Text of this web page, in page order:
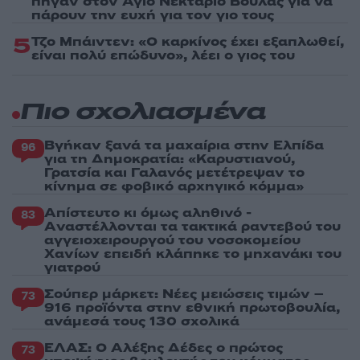
πάρουν την ευχή για τον γιο τους
5Τζο Μπάιντεν: «Ο καρκίνος έχει εξαπλωθεί,
είναι πολύ επώδυνο», λέει ο γιος του
Πιο σχολιασμένα
96 Βγήκαν ξανά τα μαχαίρια στην Ελπίδα
για τη Δημοκρατία: «Καρυστιανού,
Γρατσία και Γαλανός μετέτρεψαν το
κίνημα σε φοβικό αρχηγικό κόμμα»
83 Απίστευτο κι όμως αληθινό -
Aναστέλλονται τα τακτικά ραντεβού του
αγγειοχειρουργού του νοσοκομείου
Χανίων επειδή κλάπηκε το μηχανάκι του
γιατρού
73 Σούπερ μάρκετ: Νέες μειώσεις τιμών –
916 προϊόντα στην εθνική πρωτοβουλία,
ανάμεσά τους 130 σχολικά
73 ΕΛΑΣ: Ο Αλέξης Δέδες ο πρώτος